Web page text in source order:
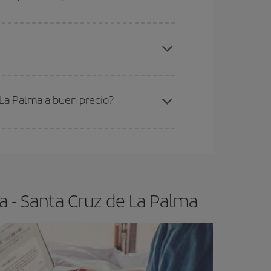
Santa Cruz de La Palma-dest
Palma a buen precio?
Santa Cruz de La Palma